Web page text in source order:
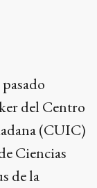
del Centro
(CUIC)
Ciencias
de la